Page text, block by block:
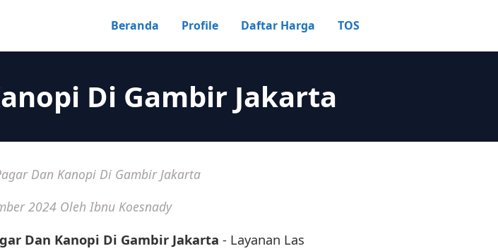
Beranda Profile Daftar Harga TOS
Di Gambir Jakarta
Dan Kanopi Di Gambir Jakarta
2024 Oleh Ibnu Koesnady
Dan Kanopi Di Gambir Jakarta - Layanan Las